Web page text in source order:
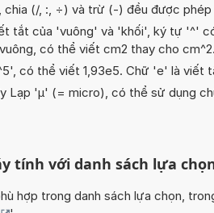
chia (/, :, ÷) và trừ (-) đều được
tắt của 'vuông' và 'khối', ký tự '^'
có thể viết cm2 thay cho cm^2.
có thể viết 1,93e5. Chữ 'e' là viết
Lạp 'µ' (= micro), có thể sử dụng
tính với danh sách lựa
hợp trong danh sách lựa chọn,